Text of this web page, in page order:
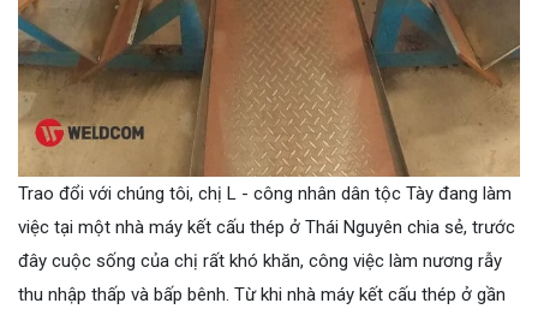
Trao đổi với chúng tôi, chị L - công nhân dân tộc Tày đang làm
việc tại một nhà máy kết cấu thép ở Thái Nguyên chia sẻ, trước
đây cuộc sống của chị rất khó khăn, công việc làm nương rẫy
thu nhập thấp và bấp bênh. Từ khi nhà máy kết cấu thép ở gần